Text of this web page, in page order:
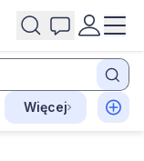
Więcej